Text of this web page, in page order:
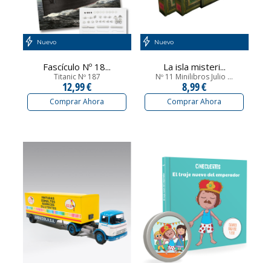
Nuevo
Fascículo Nº 18...
Titanic Nº 187
12,99 €
Comprar Ahora
Nuevo
La isla misteri...
Nº 11 Minilibros Julio ...
8,99 €
Comprar Ahora